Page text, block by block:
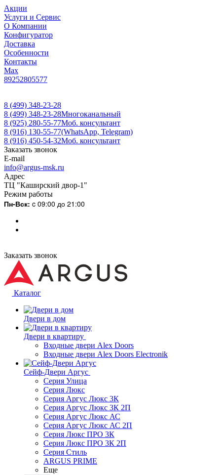
Акции
Услуги и Сервис
О Компании
Конфигуратор
Доставка
Особенности
Контакты
Max
89252805577
8 (499) 348-23-28
8 (499) 348-23-28Многоканальный
8 (925) 280-55-77Моб. консультант
8 (916) 130-55-77(WhatsApp, Telegram)
8 (916) 450-54-32Моб. консультант
Заказать звонок
E-mail
info@argus-msk.ru
Адрес
ТЦ "Каширский двор-1"
Режим работы
Пн-Вск: c 09:00 до 21:00
Заказать звонок
Каталог
Двери в дом
Двери в квартиру
Входные двери Alex Doors
Входные двери Alex Doors Electronik
Сейф-Двери Аргус
Серия Улица
Серия Люкс
Серия Аргус Люкс 3К
Серия Аргус Люкс 3К 2П
Серия Аргус Люкс АС
Серия Аргус Люкс АС 2П
Серия Люкс ПРО 3К
Серия Люкс ПРО 3К 2П
Серия Стиль
ARGUS PRIME
Еще